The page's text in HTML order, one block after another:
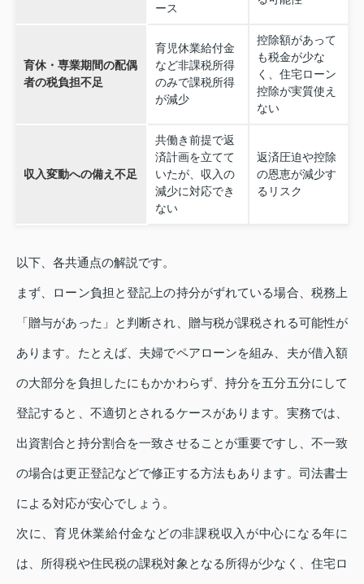
ース
育休・専業期間の配偶
者の税負担不足
育児休業給付金
など非課税所得
のみで課税所得
が減少
控除額があって
も税金が少な
く、住宅ローン
控除が実質使え
ない
収入変動への備え不足
共働き前提で返
済計画を立てて
いたが、収入の
減少に対応でき
ない
返済圧迫や控除
の恩恵が減少す
るリスク
以下、各共通点の解説です。
まず、ローン負担と登記上の持分がずれている場合、税務上
「贈与があった」と判断され、贈与税が課税される可能性が
あります。たとえば、夫婦でペアローンを組み、夫が借入額
の大部分を負担したにもかかわらず、持分を五分五分にして
登記すると、不適切とされるケースがあります。実務では、
出資割合と持分割合を一致させることが重要ですし、不一致
の場合は更正登記などで修正する方法もあります。司法書士
による対応が安心でしょう。
次に、育児休業給付金などの非課税収入が中心になる年に
は、所得税や住民税の課税対象となる所得が少なく、住宅ロ